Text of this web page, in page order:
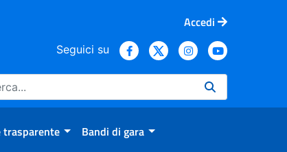
Accedi
Seguici su
trasparente Bandi di gara